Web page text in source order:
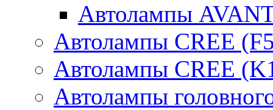
Автолампы
Автолампы CREE
Автолампы CREE
Автолампы